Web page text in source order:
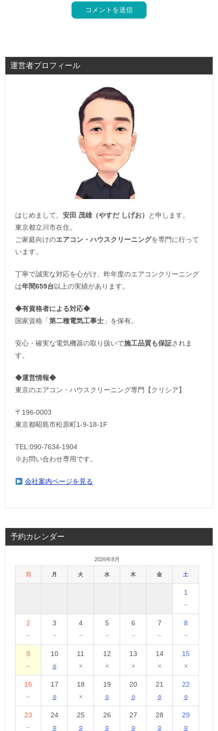
運営者プロフィール
はじめまして。 安田 茂雄（やすだ しげお）
と申します。
東京都立川市在住。
ご家庭向けのエアコン・ハウスクリーニングを専門に行って
います。
丁寧で誠実な対応を心がけ、昨年度のエアコンクリーニング
は年間659台以上の実績があります。
◆有資格者による対応◆
国家資格「 第二種電気工事士 」を保有。
安心・確実な電気機器の取り扱いで施工品質も保証されま
す。
◆運営情報◆
東京のエアコン・ハウスクリーニング専門【クリシア】
〒196-0003
東京都昭島市松原町1-9‐18‐1F
TEL:090-7634-1904
※お問い合わせ専用です。
会社案内ページを見る
予約カレンダー
2026年8月
日 月 火 水 木 金 土
1
－
2
－
3
－
4
－
5
－
6
－
7
－
8
－
9
－
10
○
11
×
12
×
13
×
14
×
15
×
16
－
17
○
18
×
19
○
20
○
21
○
22
○
23
－
24
○
25
○
26
○
27
○
28
○
29
○